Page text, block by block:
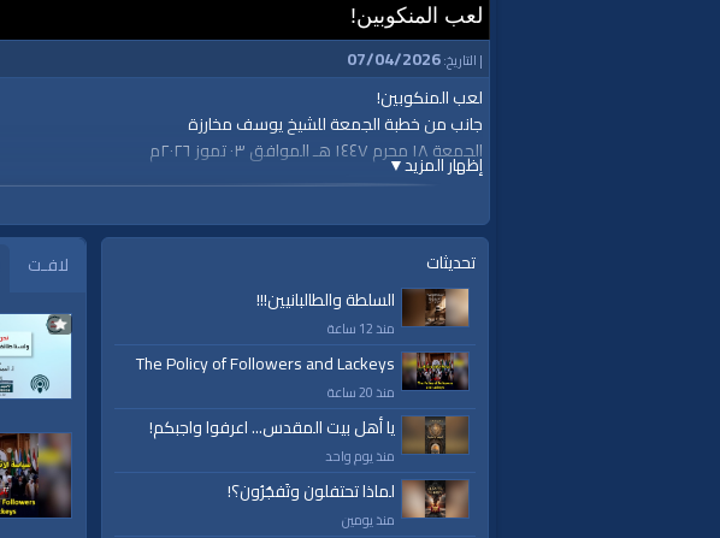
لعب المنكوبين!
| التاريخ:07/04/2026
إظهار المزيد▼
لعب المنكوبين!
جانب من خطبة الجمعة للشيخ يوسف مخارزة
الجمعة ١٨ محرم ١٤٤٧ هـ الموافق ٠٣ تموز ٢٠٢٦م
خطب ودروس
خطب ودروس
قنوات:
برامج الواقية
تحديثات
السلطة والطالبانيين!!!
منذ 12 ساعة
The Policy of Followers and Lackeys
منذ 20 ساعة
يا أهل بيت المقدس... اعرفوا واجبكم!
منذ يوم واحد
لماذا تحتفلون وتَفجُرُون؟!
منذ يومين
لافـت